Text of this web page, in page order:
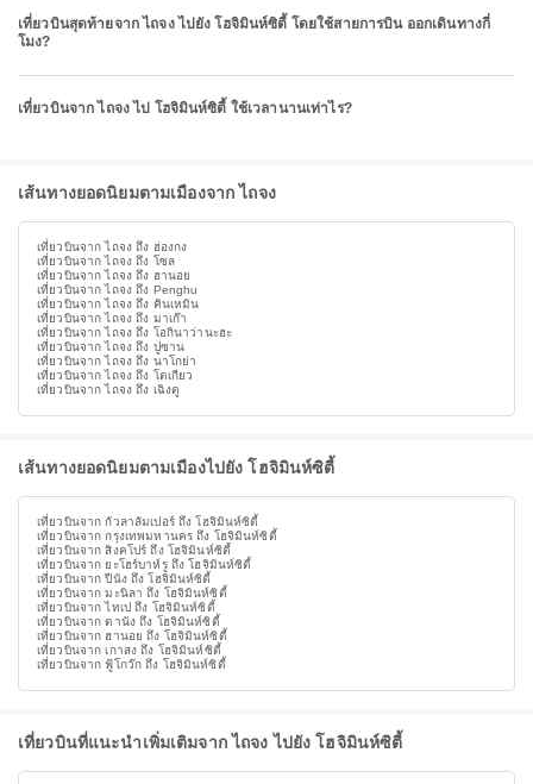
เที่ยวบินสุดท้ายจาก ไถจง ไปยัง โฮจิมินห์ซิตี้ โดยใช้สายการบิน ออกเดินทางกี่
โมง?
เที่ยวบินจาก ไถจง ไป โฮจิมินห์ซิตี้ ใช้เวลานานเท่าไร?
เส้นทางยอดนิยมตามเมืองจาก ไถจง
เที่ยวบินจาก ไถจง ถึง ฮ่องกง
เที่ยวบินจาก ไถจง ถึง โซล
เที่ยวบินจาก ไถจง ถึง ฮานอย
เที่ยวบินจาก ไถจง ถึง Penghu
เที่ยวบินจาก ไถจง ถึง คินเหมิน
เที่ยวบินจาก ไถจง ถึง มาเก๊า
เที่ยวบินจาก ไถจง ถึง โอกินาว่านะฮะ
เที่ยวบินจาก ไถจง ถึง ปูซาน
เที่ยวบินจาก ไถจง ถึง นาโกย่า
เที่ยวบินจาก ไถจง ถึง โตเกียว
เที่ยวบินจาก ไถจง ถึง เฉิงตู
เส้นทางยอดนิยมตามเมืองไปยัง โฮจิมินห์ซิตี้
เที่ยวบินจาก กัวลาลัมเปอร์ ถึง โฮจิมินห์ซิตี้
เที่ยวบินจาก กรุงเทพมหานคร ถึง โฮจิมินห์ซิตี้
เที่ยวบินจาก สิงคโปร์ ถึง โฮจิมินห์ซิตี้
เที่ยวบินจาก ยะโฮร์บาห์รู ถึง โฮจิมินห์ซิตี้
เที่ยวบินจาก ปีนัง ถึง โฮจิมินห์ซิตี้
เที่ยวบินจาก มะนิลา ถึง โฮจิมินห์ซิตี้
เที่ยวบินจาก ไทเป ถึง โฮจิมินห์ซิตี้
เที่ยวบินจาก ดานัง ถึง โฮจิมินห์ซิตี้
เที่ยวบินจาก ฮานอย ถึง โฮจิมินห์ซิตี้
เที่ยวบินจาก เกาสง ถึง โฮจิมินห์ซิตี้
เที่ยวบินจาก ฟู้โกว๊ก ถึง โฮจิมินห์ซิตี้
เที่ยวบินที่แนะนำเพิ่มเติมจาก ไถจง ไปยัง โฮจิมินห์ซิตี้